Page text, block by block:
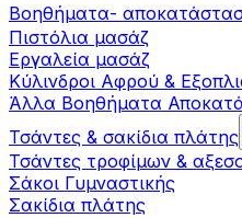
Βοηθήματα-
Πιστόλια μασάζ
Εργαλεία μασάζ
Κύλινδροι Αφρού &
Άλλα Βοηθήματα
Τσάντες & σακίδια πλάτης
Τσάντες τροφίμων &
Σάκοι Γυμναστικής
Σακίδια πλάτης